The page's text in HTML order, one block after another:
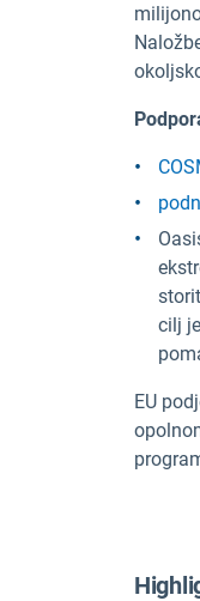
cilj
EU